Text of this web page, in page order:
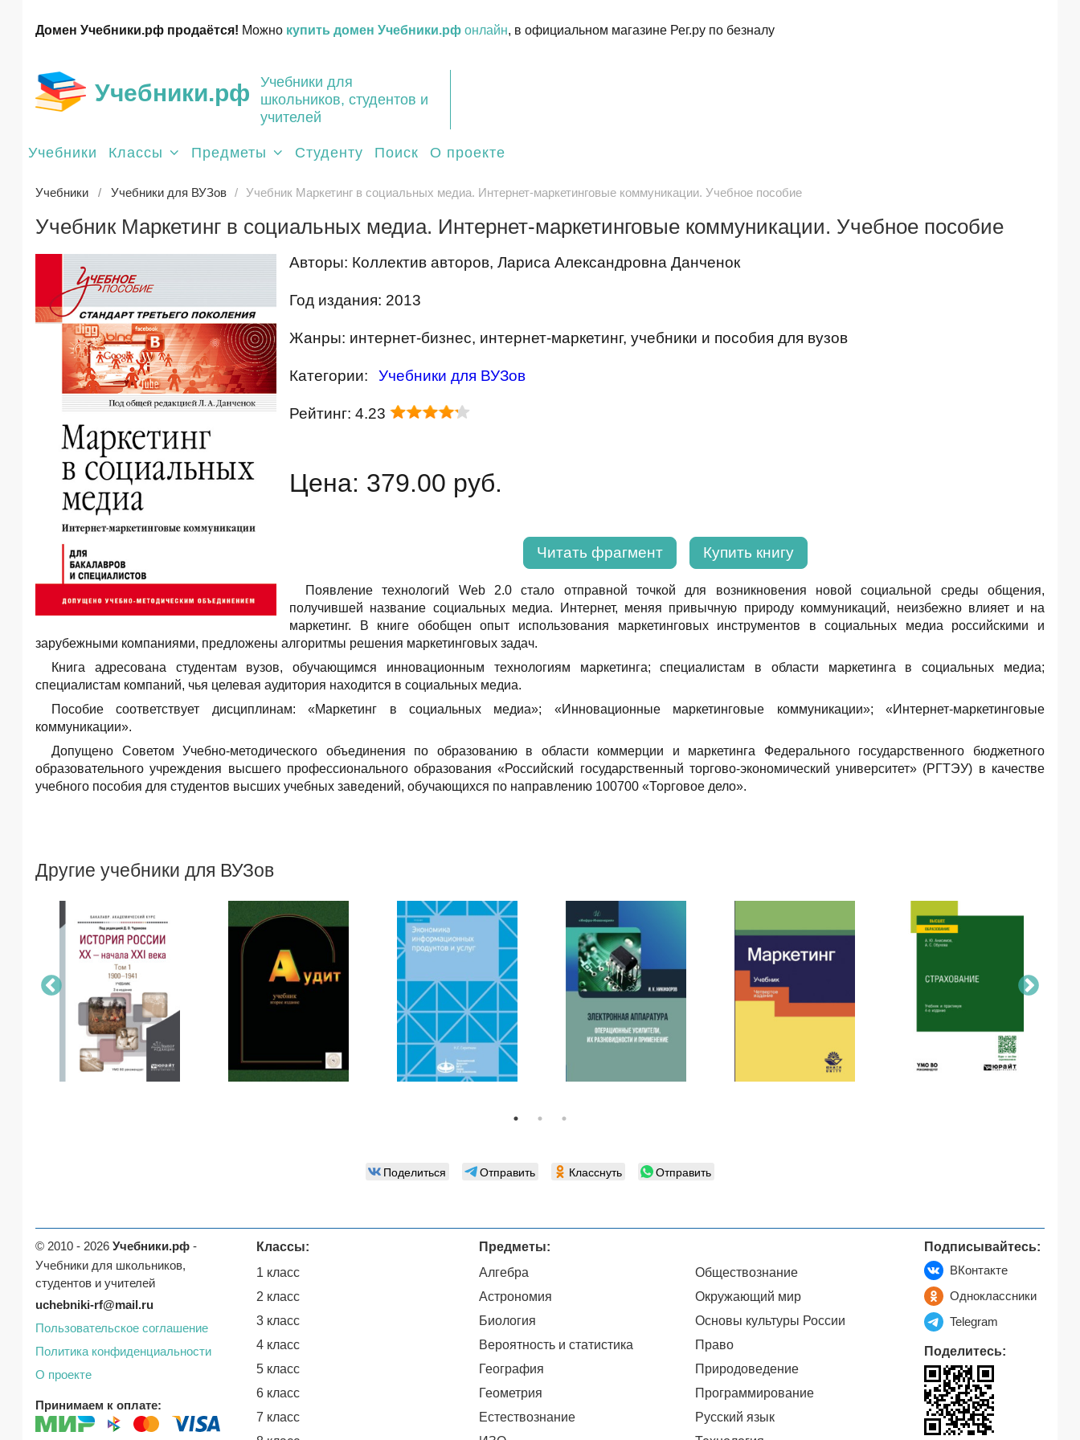
Домен Учебники.рф продаётся! Можно купить домен Учебники.рф онлайн, в официальном магазине Рег.ру по безналу
Учебники.рф
Учебники для
школьников, студентов и
учителей
Учебники Классы Предметы Студенту Поиск О проекте
Учебники Учебники для ВУЗов Учебник Маркетинг в социальных медиа. Интернет-маркетинговые коммуникации. Учебное пособие
Учебник Маркетинг в социальных медиа. Интернет-маркетинговые коммуникации. Учебное пособие
Авторы: Коллектив авторов, Лариса Александровна Данченок
Год издания: 2013
Жанры: интернет-бизнес, интернет-маркетинг, учебники и пособия для вузов
Категории: Учебники для ВУЗов
Рейтинг: 4.23
Цена: 379.00 руб.
Читать фрагмент Купить книгу
Появление технологий Web 2.0 стало отправной точкой для возникновения новой социальной среды общения,
получившей название социальных медиа. Интернет, меняя привычную природу коммуникаций, неизбежно влияет и на
маркетинг. В книге обобщен опыт использования маркетинговых инструментов в социальных медиа российскими и
зарубежными компаниями, предложены алгоритмы решения маркетинговых задач.
Книга адресована студентам вузов, обучающимся инновационным технологиям маркетинга; специалистам в области маркетинга в социальных медиа;
специалистам компаний, чья целевая аудитория находится в социальных медиа.
Пособие соответствует дисциплинам: «Маркетинг в социальных медиа»; «Инновационные маркетинговые коммуникации»; «Интернет-маркетинговые
коммуникации».
Допущено Советом Учебно-методического объединения по образованию в области коммерции и маркетинга Федерального государственного бюджетного
образовательного учреждения высшего профессионального образования «Российский государственный торгово-экономический университет» (РГТЭУ) в качестве
учебного пособия для студентов высших учебных заведений, обучающихся по направлению 100700 «Торговое дело».
Другие учебники для ВУЗов
Поделиться Отправить Класснуть Отправить
© 2010 - 2026 Учебники.рф -
Учебники для школьников,
студентов и учителей
uchebniki-rf@mail.ru
Пользовательское соглашение
Политика конфиденциальности
О проекте
Принимаем к оплате:
Классы:
1 класс
2 класс
3 класс
4 класс
5 класс
6 класс
7 класс
Предметы:
Алгебра
Астрономия
Биология
Вероятность и статистика
География
Геометрия
Естествознание
Обществознание
Окружающий мир
Основы культуры России
Право
Природоведение
Программирование
Русский язык
Подписывайтесь:
ВКонтакте
Одноклассники
Telegram
Поделитесь: